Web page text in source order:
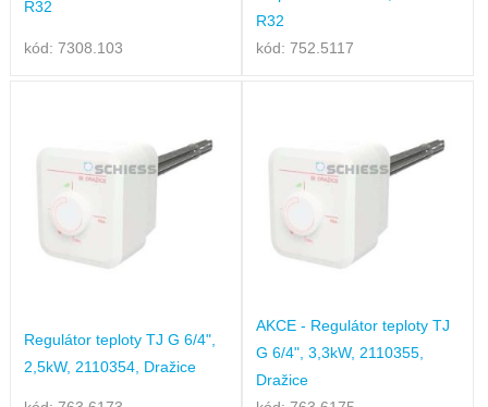
R32
kód: 7308.103
R32
kód: 752.5117
Regulátor teploty TJ G 6/4",
2,5kW, 2110354, Dražice
AKCE - Regulátor teploty TJ
G 6/4", 3,3kW, 2110355,
Dražice